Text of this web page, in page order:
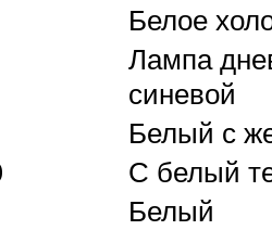
Белое
Лампа
синевой
Белый с
С белый